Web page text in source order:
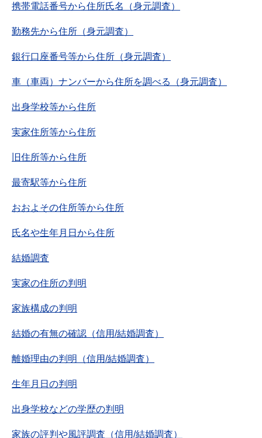
携帯電話番号から住所氏名（身元調査）
勤務先から住所（身元調査）
銀行口座番号等から住所（身元調査）
車（車両）ナンバーから住所を調べる（身元調査）
出身学校等から住所
実家住所等から住所
旧住所等から住所
最寄駅等から住所
おおよその住所等から住所
氏名や生年月日から住所
結婚調査
実家の住所の判明
家族構成の判明
結婚の有無の確認（信用/結婚調査）
離婚理由の判明（信用/結婚調査）
生年月日の判明
出身学校などの学歴の判明
家族の評判や風評調査（信用/結婚調査）